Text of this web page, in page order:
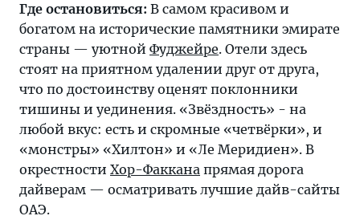
Где остановиться: В самом красивом и
богатом на исторические памятники эмирате
страны — уютной Фуджейре. Отели здесь
стоят на приятном удалении друг от друга,
что по достоинству оценят поклонники
тишины и уединения. «Звёздность» - на
любой вкус: есть и скромные «четвёрки», и
«монстры» «Хилтон» и «Ле Меридиен». В
окрестности Хор-Факкана прямая дорога
дайверам — осматривать лучшие дайв-сайты
ОАЭ.